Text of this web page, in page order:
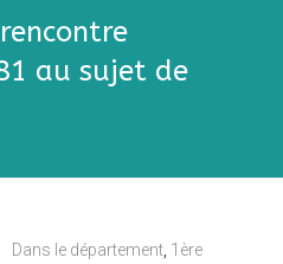
au sujet de
‎ ‎ Dans le département 1ère